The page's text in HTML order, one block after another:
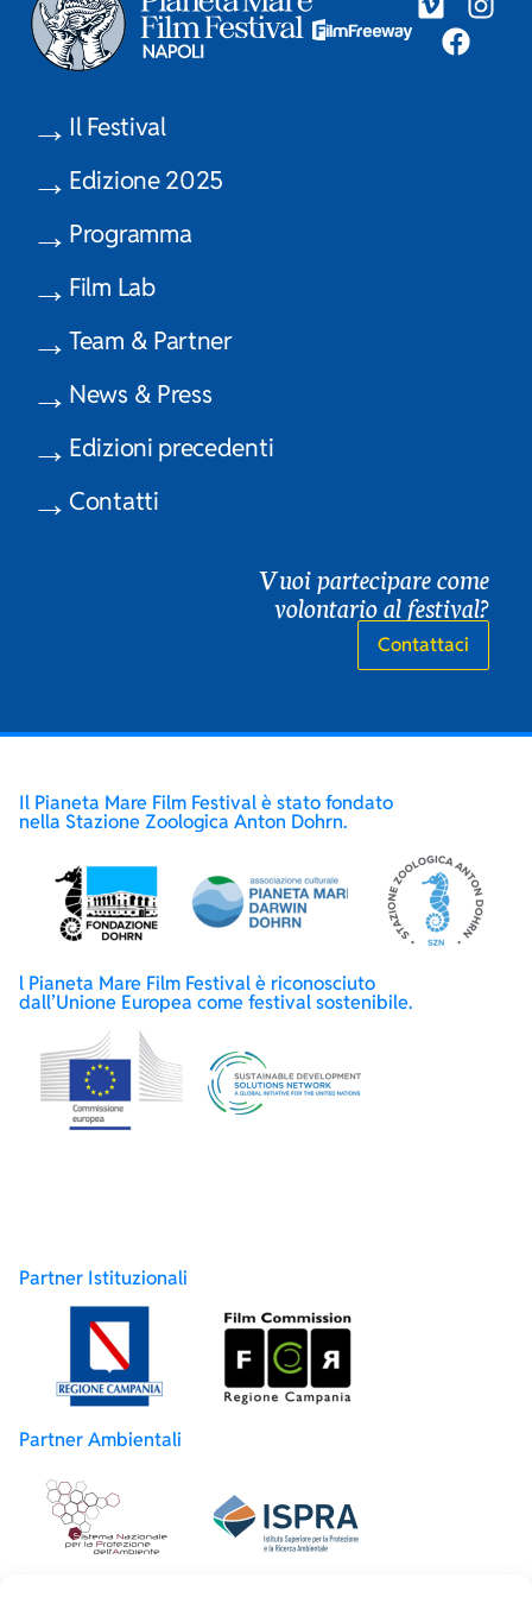
Il Festival
Edizione 2025
Programma
Film Lab
Team & Partner
News & Press
Edizioni precedenti
Contatti
Vuoi partecipare come
volontario al festival?
Contattaci
Il Pianeta Mare Film Festival è stato fondato
nella Stazione Zoologica Anton Dohrn.
l Pianeta Mare Film Festival è riconosciuto
dall’Unione Europea come festival sostenibile.
Partner Istituzionali
Partner Ambientali